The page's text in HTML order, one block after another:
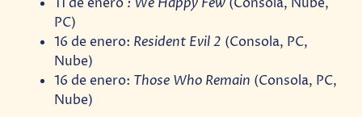
11 de enero : We Happy Few (Consola, Nube,
PC)
16 de enero: Resident Evil 2 (Consola, PC,
Nube)
16 de enero: Those Who Remain (Consola, PC,
Nube)